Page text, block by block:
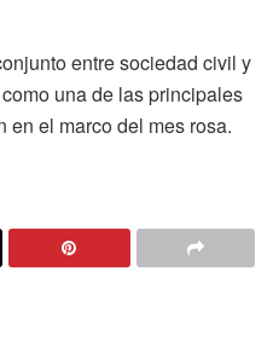
entre sociedad civil y
una de las principales
el marco del mes rosa.